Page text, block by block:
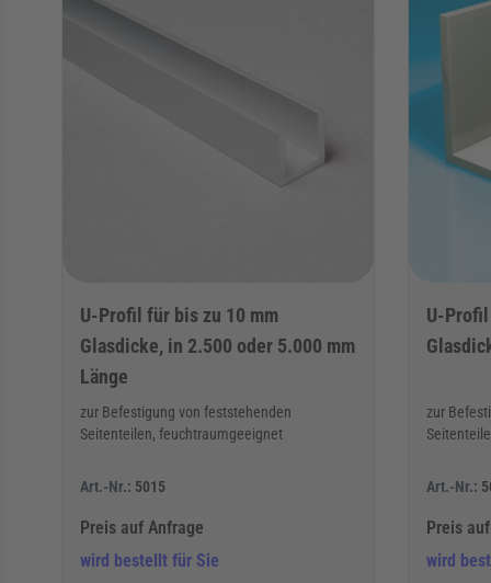
U-Profil für bis zu 10 mm
Glasdicke, in 2.500 oder 5.000 mm
Länge
zur Befestigung von feststehenden
Seitenteilen, feuchtraumgeeignet
Art.-Nr.: 5015
Preis auf Anfrage
wird bestellt für Sie
U-
zur
Art.-Nr.:
Preis
wird